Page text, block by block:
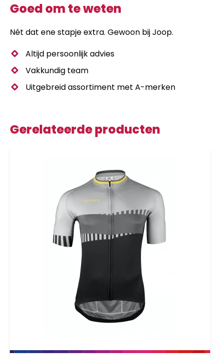
Goed om te weten
Nét dat ene stapje extra. Gewoon bij Joop.
Altijd persoonlijk advies
Vakkundig team
Uitgebreid assortiment met A-merken
Gerelateerde producten